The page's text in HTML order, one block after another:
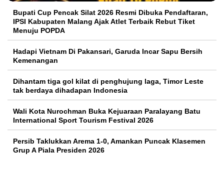
Bupati Cup Pencak Silat 2026 Resmi Dibuka Pendaftaran,
IPSI Kabupaten Malang Ajak Atlet Terbaik Rebut Tiket
Menuju POPDA
Hadapi Vietnam Di Pakansari, Garuda Incar Sapu Bersih
Kemenangan
Dihantam tiga gol kilat di penghujung laga, Timor Leste
tak berdaya dihadapan Indonesia
Wali Kota Nurochman Buka Kejuaraan Paralayang Batu
International Sport Tourism Festival 2026
Persib Taklukkan Arema 1-0, Amankan Puncak Klasemen
Grup A Piala Presiden 2026